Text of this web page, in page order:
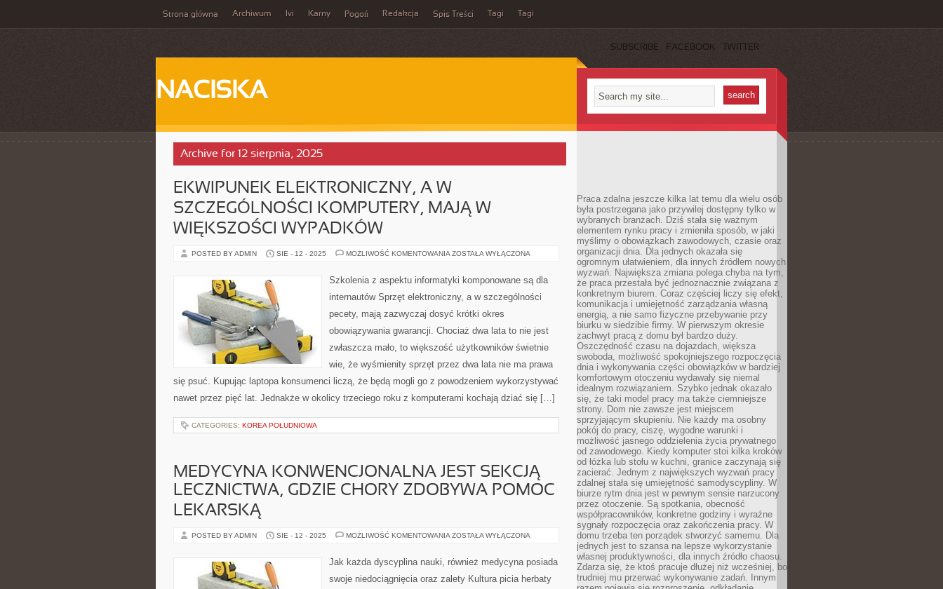
Strona główna Archiwum Ivi Karny Pogoń Redakcja Spis Treści Tagi Tagi
SUBSCRIBE FACEBOOK TWITTER
NACISKA
Archive for 12 sierpnia, 2025
EKWIPUNEK ELEKTRONICZNY, A W
SZCZEGÓLNOŚCI KOMPUTERY, MAJĄ W
WIĘKSZOŚCI WYPADKÓW
POSTED BY ADMIN SIE - 12 - 2025 MOŻLIWOŚĆ KOMENTOWANIA EKWIPUNEK
W
SZCZEGÓLNOŚCI
MAJĄ
WIĘKSZOŚCI
ZOSTAŁA WYŁĄCZONA
Szkolenia z aspektu informatyki komponowane są dla
internautów Sprzęt elektroniczny, a w szczególności
pecety, mają zazwyczaj dosyć krótki okres
obowiązywania gwarancji. Chociaż dwa lata to nie jest
zwłaszcza mało, to większość użytkowników świetnie
wie, że wyśmienity sprzęt przez dwa lata nie ma prawa
się psuć. Kupując laptopa konsumenci liczą, że będą mogli go z powodzeniem wykorzystywać
nawet przez pięć lat. Jednakże w okolicy trzeciego roku z komputerami kochają dziać się […]
CATEGORIES: KOREA POŁUDNIOWA
MEDYCYNA KONWENCJONALNA JEST SEKCJĄ
LECZNICTWA, GDZIE CHORY ZDOBYWA POMOC
LEKARSKĄ
POSTED BY ADMIN SIE - 12 - 2025 MOŻLIWOŚĆ KOMENTOWANIA MEDYCYNA
SEKCJĄ
LECZNICTWA,
CHORY
ZOSTAŁA WYŁĄCZONA
Jak każda dyscyplina nauki, również medycyna posiada
swoje niedociągnięcia oraz zalety Kultura picia herbaty
Praca zdalna jeszcze kilka lat temu dla wielu osób
była postrzegana jako przywilej dostępny tylko w
wybranych branżach. Dziś stała się ważnym
elementem rynku pracy i zmieniła sposób, w jaki
myślimy o obowiązkach zawodowych, czasie oraz
organizacji dnia. Dla jednych okazała się
ogromnym ułatwieniem, dla innych źródłem nowych
wyzwań. Największa zmiana polega chyba na tym,
że praca przestała być jednoznacznie związana z
konkretnym biurem. Coraz częściej liczy się efekt,
komunikacja i umiejętność zarządzania własną
energią, a nie samo fizyczne przebywanie przy
biurku w siedzibie firmy. W pierwszym okresie
zachwyt pracą z domu był bardzo duży.
Oszczędność czasu na dojazdach, większa
swoboda, możliwość spokojniejszego rozpoczęcia
dnia i wykonywania części obowiązków w bardziej
komfortowym otoczeniu wydawały się niemal
idealnym rozwiązaniem. Szybko jednak okazało
się, że taki model pracy ma także ciemniejsze
strony. Dom nie zawsze jest miejscem
sprzyjającym skupieniu. Nie każdy ma osobny
pokój do pracy, ciszę, wygodne warunki i
możliwość jasnego oddzielenia życia prywatnego
od zawodowego. Kiedy komputer stoi kilka kroków
od łóżka lub stołu w kuchni, granice zaczynają się
zacierać. Jednym z największych wyzwań pracy
zdalnej stała się umiejętność samodyscypliny. W
biurze rytm dnia jest w pewnym sensie narzucony
przez otoczenie. Są spotkania, obecność
współpracowników, konkretne godziny i wyraźne
sygnały rozpoczęcia oraz zakończenia pracy. W
domu trzeba ten porządek stworzyć samemu. Dla
jednych jest to szansa na lepsze wykorzystanie
własnej produktywności, dla innych źródło chaosu.
Zdarza się, że ktoś pracuje dłużej niż wcześniej, bo
trudniej mu przerwać wykonywanie zadań. Innym